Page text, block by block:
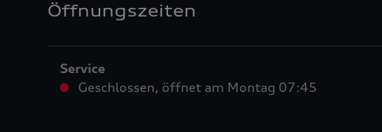
Öffnungszeiten
Service
Geschlossen, öffnet am Montag 07:45